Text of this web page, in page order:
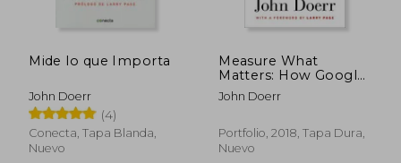
Mide lo que Importa
John Doerr
(4)
Conecta, Tapa Blanda,
Nuevo
Measure What
Matters: How Google,
Bono, and the Gates
Foundation Rock the
Inglés)
John Doerr
Portfolio, 2018, Tapa Dura,
Nuevo